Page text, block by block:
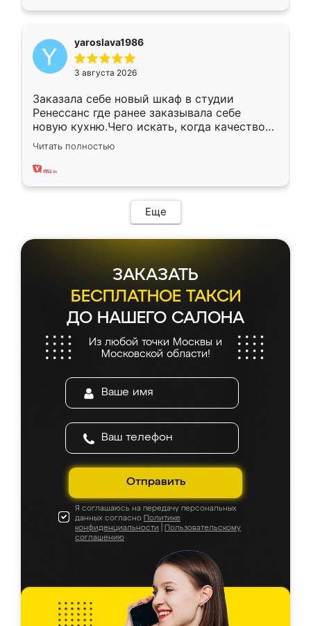
yaroslava1986
3 августа 2026
Заказала себе новый шкаф в студии
Ренессанс где ранее заказывала себе
новую кухню.Чего искать, когда качеством
вполне довольна. Служит кухня уже почти
два года, нареканий нет.
Читать полностью
Еще
ЗАКАЗАТЬ
БЕСПЛАТНОЕ ТАКСИ
ДО НАШЕГО САЛОНА
Из любой точки Москвы и
Московской области!
Отправить
Я соглашаюсь на передачу персональных
данных согласно Политике
конфиденциальности
Пользовательскому
соглашению